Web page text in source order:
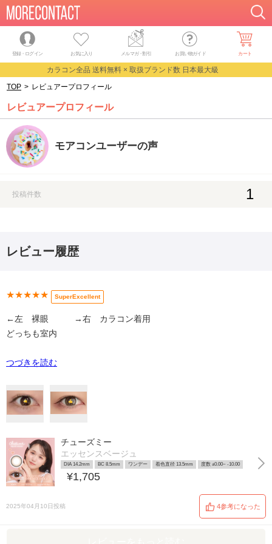
登録・ログイン お気に入り メルマガ・割引 お買い物ガイド カート
カラコン全品 送料無料 × 取扱ブランド数 日本最大級
TOP > レビュアープロフィール
レビュアープロフィール
モアコンユーザーの声
投稿件数 1
レビュー履歴
★★★★★ SuperExcellent
←左 裸眼 →右 カラコン着用
どっちも室内
つづきを読む
チューズミー
エッセンスベージュ
DIA 14.2mm BC 8.5mm ワンデー 着色直径 13.5mm 度数 ±0.00~ -10.00
¥1,705
2025年04月10日投稿 4参考になった